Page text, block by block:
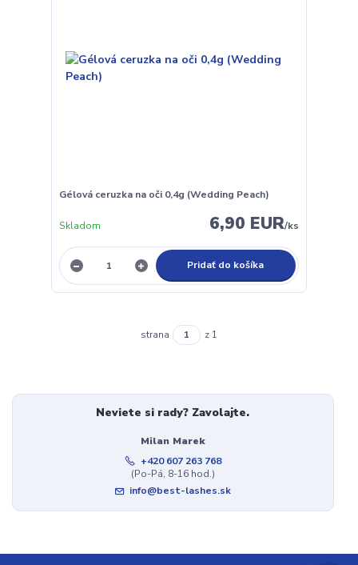
Gélová ceruzka na oči 0,4g (Wedding Peach)
6,90 EUR/ks
Skladom
Pridať do košíka
strana z 1
Neviete si rady? Zavolajte.
Milan Marek
+420 607 263 768
(Po-Pá, 8-16 hod.)
info@best-lashes.sk